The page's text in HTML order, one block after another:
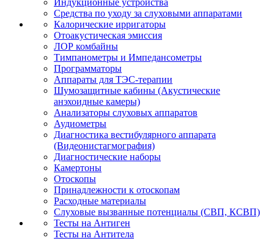
Индукционные устройства
Средства по уходу за слуховыми аппаратами
Калорические ирригаторы
Отоакустическая эмиссия
ЛОР комбайны
Тимпанометры и Импедансометры
Программаторы
Аппараты для ТЭС-терапии
Шумозащитные кабины (Акустические
анэхоидные камеры)
Анализаторы слуховых аппаратов
Аудиометры
Диагностика вестибулярного аппарата
(Видеонистагмография)
Диагностические наборы
Камертоны
Отоскопы
Принадлежности к отоскопам
Расходные материалы
Слуховые вызванные потенциалы (СВП, КСВП)
Тесты на Антиген
Тесты на Антитела